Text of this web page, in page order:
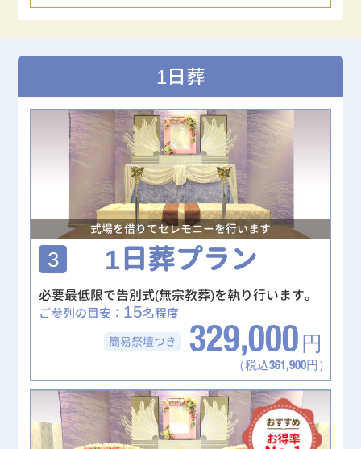
1日葬
式場を借りてセレモニーを行います
3 1日葬プラン
必要最低限で告別式(無宗教葬)を執り行います。
ご参列の目安： 15名程度
簡易祭壇つき 329,000 円
（税込361,900円）